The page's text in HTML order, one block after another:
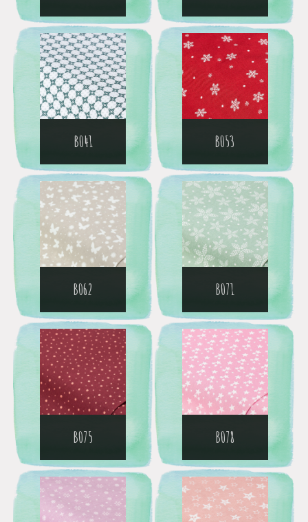
B041 B053
B062 B071
B075 B078